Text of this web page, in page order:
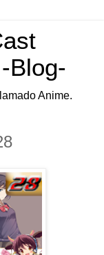
Blog-
Anime.